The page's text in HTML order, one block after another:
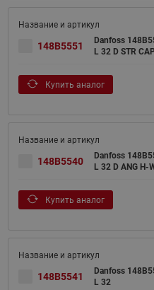
148B5551
Danfoss
L 32 D STR
Купить аналог
148B5540
Danfoss
L 32 D ANG H-
Купить аналог
148B5541
Danfoss
L 32